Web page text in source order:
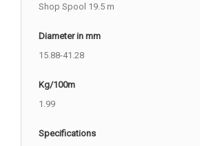
Shop Spool 19.5 m
Diameter in mm
15.88-41.28
Kg/100m
1.99
Specifications